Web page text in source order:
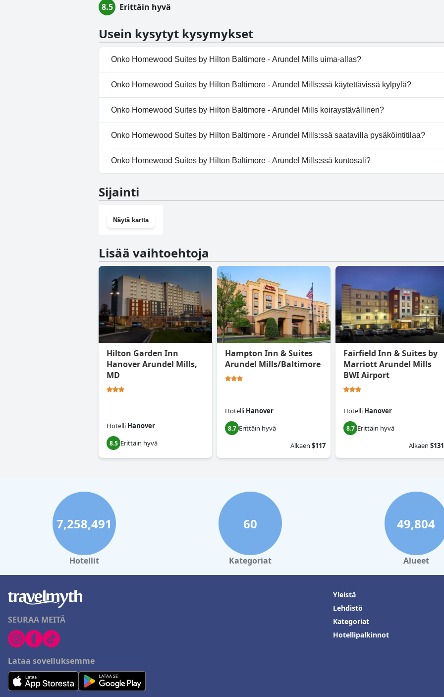
8.5 Erittäin hyvä
Usein kysytyt kysymykset
Onko Homewood Suites by Hilton Baltimore - Arundel Mills uima-allas?
Kyllä, Homewood Suites by Hilton Baltimore - Arundel Mills:ssä on uima-allas/altaita,
useampaan seuraavista luokista: Sisäuima-allas.
Onko Homewood Suites by Hilton Baltimore - Arundel Mills:ssä käytettävissä kylpylä?
Ei, Homewood Suites by Hilton Baltimore - Arundel Mills ei tarjoa kylpylää.
Onko Homewood Suites by Hilton Baltimore - Arundel Mills koiraystävällinen?
Ei, Homewood Suites by Hilton Baltimore - Arundel Mills ei salli koiria.
Onko Homewood Suites by Hilton Baltimore - Arundel Mills:ssä saatavilla pysäköintitilaa?
Kyllä, Homewood Suites by Hilton Baltimore - Arundel Mills tarjoaa
Onko Homewood Suites by Hilton Baltimore - Arundel Mills:ssä kuntosali?
Sijainti
Näytä kartta
Lisää vaihtoehtoja
Hilton Garden Inn
Hanover Arundel Mills,
MD
Hotelli Hanover
8.5 Erittäin hyvä
Hampton Inn & Suites
Arundel Mills/Baltimore
Hotelli Hanover
8.7 Erittäin hyvä
Alkaen $117
Fairfield Inn & Suites by
Marriott Arundel Mills
BWI Airport
Hotelli Hanover
8.7 Erittäin hyvä
Alkaen $131
7,258,491
Hotellit
60
Kategoriat
49,804
Alueet
SEURAA MEITÄ
Lataa sovelluksemme
Yleistä
Lehdistö
Kategoriat
Hotellipalkinnot